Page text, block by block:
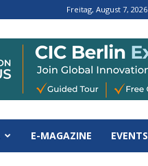
Freitag, August 7, 2026
E-MAGAZINE EVENTS